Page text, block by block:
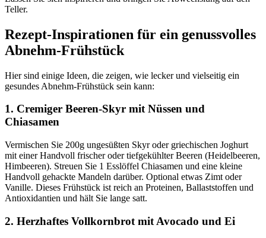
Teller.
Rezept-Inspirationen für ein genussvolles
Abnehm-Frühstück
Hier sind einige Ideen, die zeigen, wie lecker und vielseitig ein
gesundes Abnehm-Frühstück sein kann:
1. Cremiger Beeren-Skyr mit Nüssen und
Chiasamen
Vermischen Sie 200g ungesüßten Skyr oder griechischen Joghurt
mit einer Handvoll frischer oder tiefgekühlter Beeren (Heidelbeeren,
Himbeeren). Streuen Sie 1 Esslöffel Chiasamen und eine kleine
Handvoll gehackte Mandeln darüber. Optional etwas Zimt oder
Vanille. Dieses Frühstück ist reich an Proteinen, Ballaststoffen und
Antioxidantien und hält Sie lange satt.
2. Herzhaftes Vollkornbrot mit Avocado und Ei